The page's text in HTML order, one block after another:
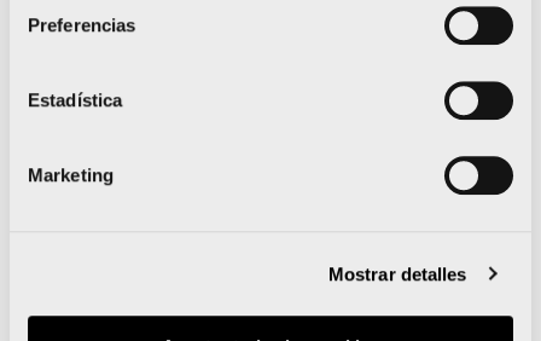
Preferencias
Estadística
Marketing
Mostrar detalles
– Parejas femenino
– Trio mixto
– Cuarteto femenino